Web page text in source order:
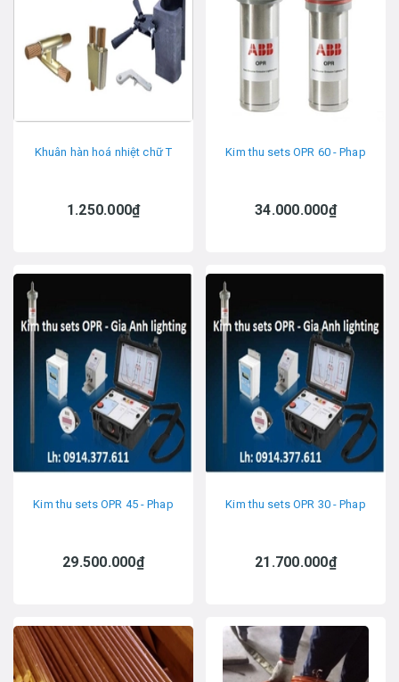
Khuân hàn hoá nhiệt chữ T
1.250.000₫
Kim thu sets OPR 60 - Phap
34.000.000₫
Kim thu sets OPR 45 - Phap
29.500.000₫
Kim thu sets OPR 30 - Phap
21.700.000₫